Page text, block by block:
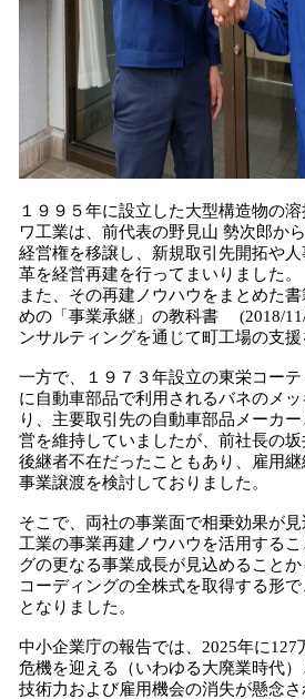
１９９５年に設立した大型構造物の
ワ工業は、前代表の野見山 勢次郎か
経営権を移譲し、新規取引先開拓や
革を経営再建を行ってまいりました。
また、その再建ノウハウをまとめた
めの「事業承継」の教科書 (2018/
ンサルティングを通じて町工場の支援
一方で、１９７３年設立の東栄コー
に自動車部品で利用されるバネのメ
り、主要取引先の自動車部品メーカ
営を維持していましたが、前社長の
後継者不在だったこともあり、雇用
事業譲渡を検討しておりました。
そこで、両社の事業面で相乗効果が
工業の事業再建ノウハウを活用する
グの更なる事業成長が見込めること
コーディングの全株式を取得する形
となりました。
中小企業庁の報告では、2025年に127
危機を迎える（いわゆる大廃業時代
技術力および雇用機会の消失が懸念